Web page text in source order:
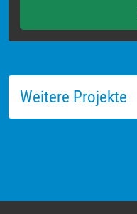
Weitere Projekte